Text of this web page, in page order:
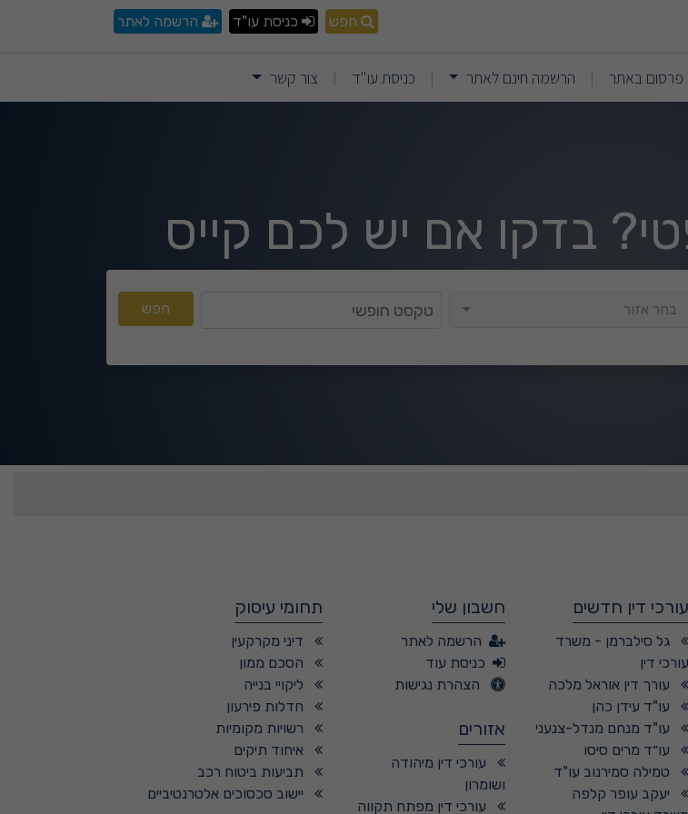
חפש כניסת עו"ד הרשמה לאתר
פרסום באתר | הרשמה חינם לאתר | כניסת עו"ד | צור קשר
בדקו אם יש לכם קייס
בחר אזור חפש
עורכי דין חדשים
גל סילברמן - משרד
עורכי דין
עורך דין אוראל מלכה
עו"ד עידן כהן
עו"ד מנחם מנדל-צנעני
עו״ד מרים סיסו
טמילה סמירנוב עו"ד
יעקב עופר קלפה
חשבון שלי
הרשמה לאתר
כניסת עוד
הצהרת נגישות
אזורים
עורכי דין מיהודה
ושומרון
עורכי דין מפתח תקווה
תחומי עיסוק
דיני מקרקעין
הסכם ממון
ליקויי בנייה
חדלות פירעון
רשויות מקומיות
איחוד תיקים
תביעות ביטוח רכב
יישוב סכסוכים אלטרנטיביים